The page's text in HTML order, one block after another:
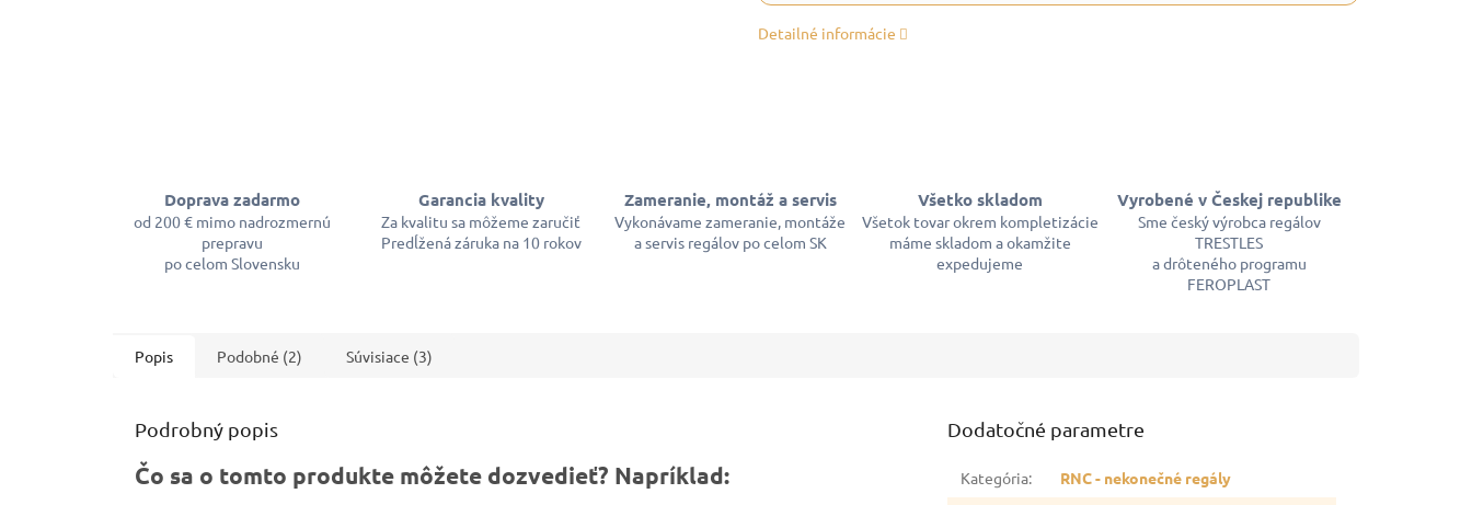
Detailné informácie
Doprava zadarmo
od 200 € mimo nadrozmernú
prepravu
po celom Slovensku
Garancia kvality
Za kvalitu sa môžeme zaručiť
Predĺžená záruka na 10 rokov
Zameranie, montáž a servis
Vykonávame zameranie, montáže
a servis regálov po celom SK
Všetko skladom
Všetok tovar okrem kompletizácie
máme skladom a okamžite
expedujeme
Vyrobené v Českej republike
Sme český výrobca regálov
TRESTLES
a drôteného programu
FEROPLAST
Popis Podobné (2) Súvisiace (3)
Podrobný popis
Čo sa o tomto produkte môžete dozvedieť? Napríklad:
Dodatočné parametre
Kategória:
RNC - nekonečné regály